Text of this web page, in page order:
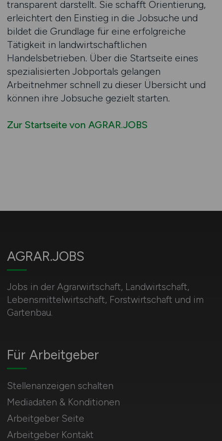
transparent darstellt. Sie schafft Orientierung,
erleichtert den Einstieg in die Jobsuche und
bildet die Grundlage für eine erfolgreiche
Tätigkeit in landwirtschaftlichen
Handelsbetrieben. Über die Startseite eines
spezialisierten Jobportals gelangen
Arbeitnehmer schnell zu dieser Übersicht und
können ihre Jobsuche gezielt starten.
Zur Startseite von AGRAR.JOBS
AGRAR.JOBS
Jobs in der Agrarwirtschaft, Landwirtschaft,
Lebensmittelwirtschaft, Forstwirtschaft und im
Gartenbau.
Für Arbeitgeber
Stellenanzeigen schalten
Mediadaten & Konditionen
Arbeitgeber Seite
Arbeitgeber Kontakt